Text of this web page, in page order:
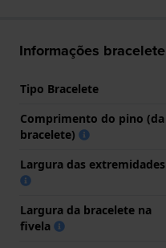
Informações bracelete
Tipo Bracelete
Comprimento do pino (da
bracelete)
Largura das extremidades
Largura da bracelete na
fivela